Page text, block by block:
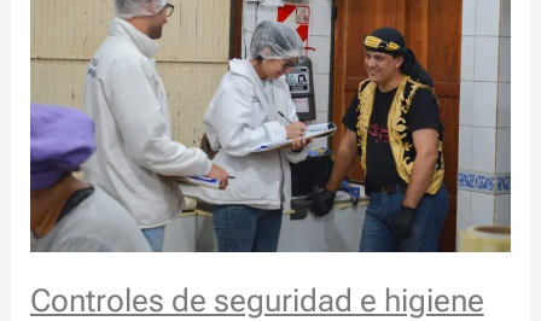
Controles de seguridad e higiene
en
Parque
de
las
Naciones